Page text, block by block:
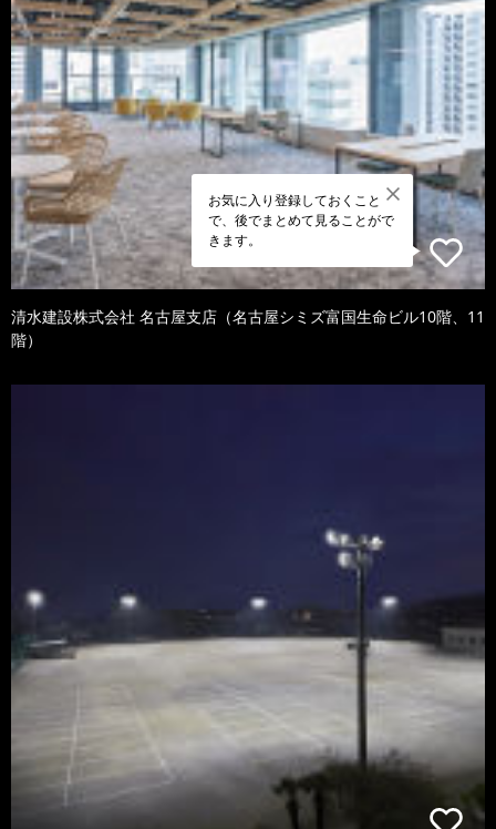
お気に入り登録しておくこと
で、後でまとめて見ることがで
きます。
清水建設株式会社 名古屋支店（名古屋シミズ富国生命ビル10階、11
階）